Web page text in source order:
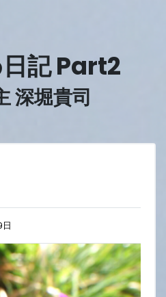
記 Part2
深堀貴司
3
月
29
日